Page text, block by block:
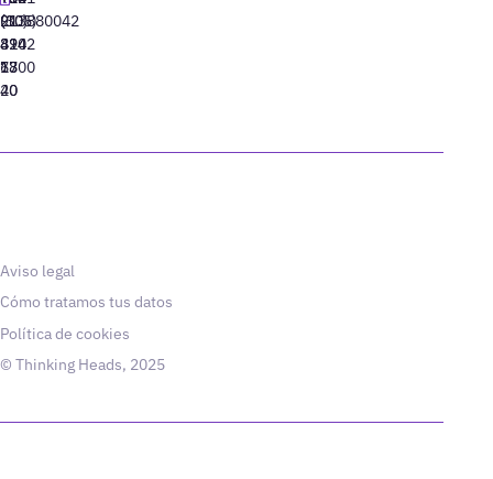
91
310
77
40
(305)
424
13
20
(10)
8942
6800
213880042
Aviso legal
Cómo tratamos tus datos
Política de cookies
© Thinking Heads, 2025